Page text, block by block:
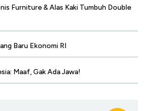
Furniture & Alas Kaki Tumbuh Double
Baru Ekonomi RI
Maaf, Gak Ada Jawa!